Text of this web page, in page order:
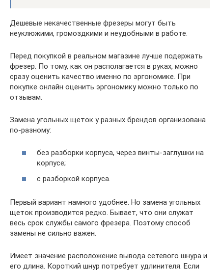
Дешевые некачественные фрезеры могут быть
неуклюжими, громоздкими и неудобными в работе.
Перед покупкой в реальном магазине лучше подержать
фрезер. По тому, как он располагается в руках, можно
сразу оценить качество именно по эргономике. При
покупке онлайн оценить эргономику можно только по
отзывам.
Замена угольных щеток у разных брендов организована
по-разному:
без разборки корпуса, через винты-заглушки на
корпусе;
с разборкой корпуса.
Первый вариант намного удобнее. Но замена угольных
щеток производится редко. Бывает, что они служат
весь срок службы самого фрезера. Поэтому способ
замены не сильно важен.
Имеет значение расположение вывода сетевого шнура и
его длина. Короткий шнур потребует удлинителя. Если